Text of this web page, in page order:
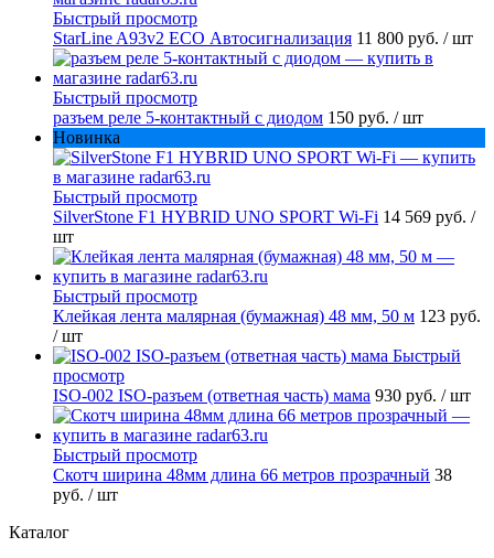
Быстрый просмотр
StarLine A93v2 ECO Автосигнализация 11 800 руб. / шт
Быстрый просмотр
разъем реле 5-контактный с диодом 150 руб. / шт
Новинка
Быстрый просмотр
SilverStone F1 HYBRID UNO SPORT Wi-Fi 14 569 руб. /
шт
Быстрый просмотр
Клейкая лента малярная (бумажная) 48 мм, 50 м 123 руб.
/ шт
Быстрый
просмотр
ISO-002 ISO-разъем (ответная часть) мама 930 руб. / шт
Быстрый просмотр
Скотч ширина 48мм длина 66 метров прозрачный 38
руб. / шт
Каталог